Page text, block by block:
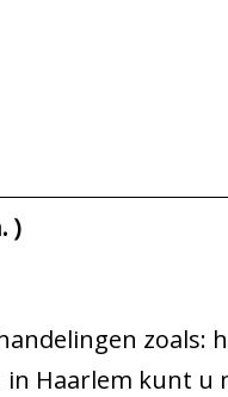
)
zoals:
Haarlem kunt u